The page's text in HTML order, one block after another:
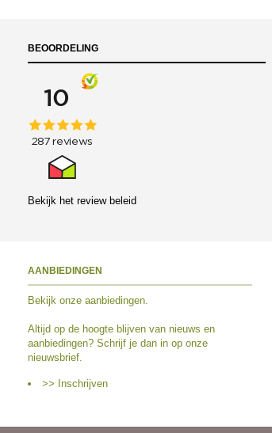
BEOORDELING
Bekijk het review beleid
AANBIEDINGEN
Bekijk onze aanbiedingen.
Altijd op de hoogte blijven van nieuws en
aanbiedingen? Schrijf je dan in op onze
nieuwsbrief.
>> Inschrijven